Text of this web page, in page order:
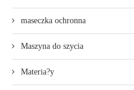
maseczka ochronna
Maszyna do szycia
Materia?y